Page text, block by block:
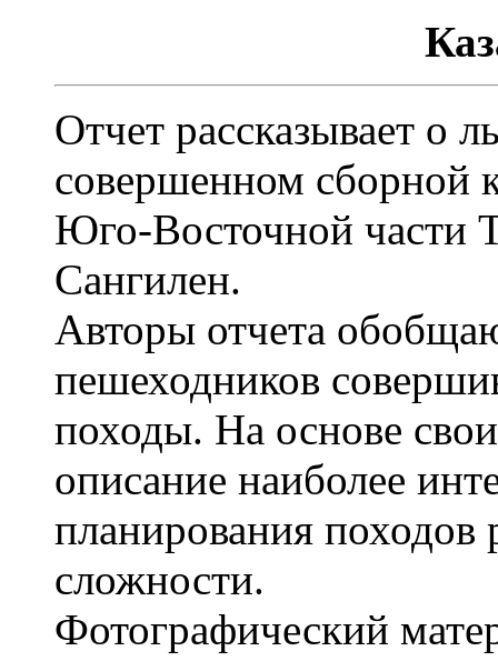
Отчет рассказывает о
совершенном сборной
Юго-Восточной части
Сангилен.
Авторы отчета
пешеходников
походы. На основе
описание наиболее
планирования походов
сложности.
Фотографический